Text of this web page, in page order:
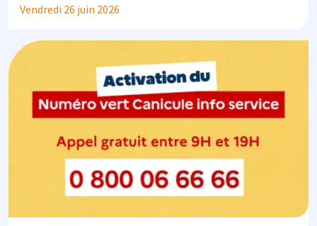
Vendredi 26 juin 2026
Image